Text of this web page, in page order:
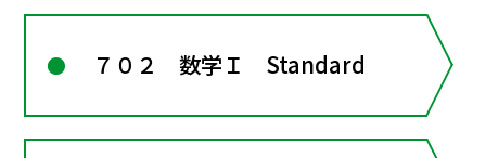
７０２ 数学Ｉ Standard